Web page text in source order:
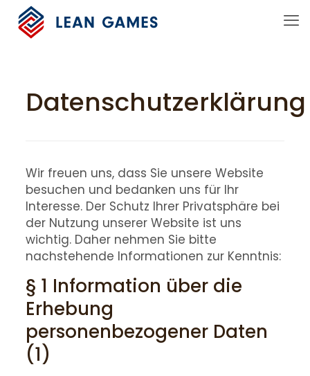
Datenschutzerklärung
Wir freuen uns, dass Sie unsere Website
besuchen und bedanken uns für Ihr
Interesse. Der Schutz Ihrer Privatsphäre bei
der Nutzung unserer Website ist uns
wichtig. Daher nehmen Sie bitte
nachstehende Informationen zur Kenntnis:
§ 1 Information über die
Erhebung
personenbezogener Daten
(1)